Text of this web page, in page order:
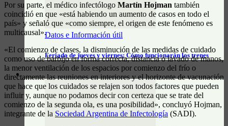
Datos e Información útil
Feriado de jueves y viernes: Cómo funcionarán los trenes
CLASIFICADOS
Por su parte, el médico infectólogo Martín Hojman también
coincidió en que «está habiendo un aumento de casos en todo el
país» y señaló que «como siempre, el origen de este fenómeno es
multicausal».
«El comienzo de clases, la disminución de las medidas de cuidado
como uso de barbijo en forma correcta, distancia o lavado de manos,
la menor ventilación de los espacios por comienzo del frío o
directamente las reuniones en interiores y el horizonte de vacunación
que hace que los cuidados se relajen son todos factores que pueden
influir y, aunque no podamos decir con certeza que se trate del
comienzo de la segunda ola, es una posibilidad», concluyó Hojman,
integrante de la Sociedad Argentina de Infectología (SADI).